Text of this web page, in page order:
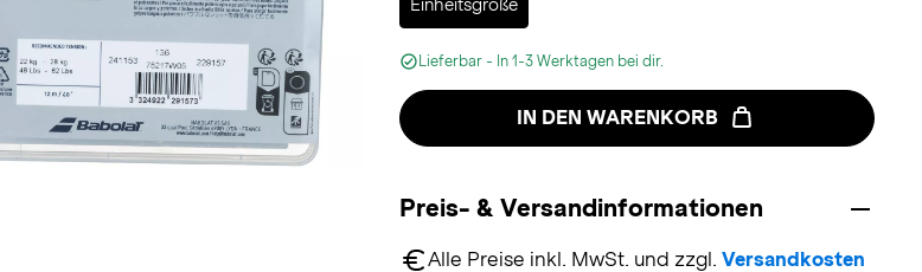
Einheitsgröße
Lieferbar - In 1-3 Werktagen bei dir.
IN DEN WARENKORB
Preis- & Versandinformationen
Alle Preise inkl. MwSt. und zzgl. Versandkosten